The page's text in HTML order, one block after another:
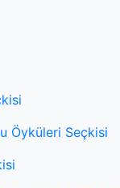
Öyküleri Seçkisi